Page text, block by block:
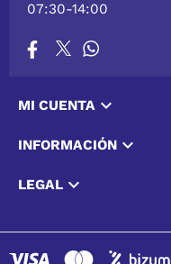
07:30-14:00
MI CUENTA 
INFORMACIÓN 
LEGAL 